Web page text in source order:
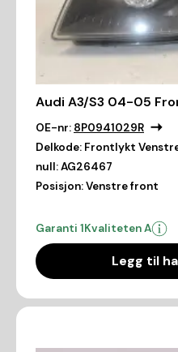
Audi A3/S3 04-05
OE-nr: 8P0941029R
Delkode: Frontlykt
null:AG26467
Posisjon:Venstre front
Garanti 1Kvaliteten A
Legg til